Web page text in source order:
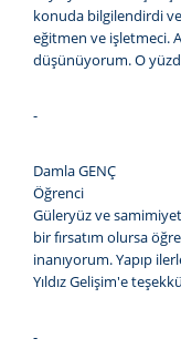
konuda bilgilendirdi
eğitmen ve işletmeci.
düşünüyorum. O
-
Damla GENÇ
Öğrenci
Güleryüz ve
bir fırsatım olursa
inanıyorum. Yapıp
Yıldız Gelişim'e
-